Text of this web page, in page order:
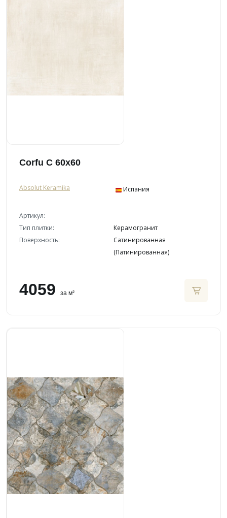
Corfu C 60x60
Absolut Keramika Испания
Артикул:
Тип плитки:
Керамогранит
Поверхность:
Сатинированная
(Патинированная)
4059 за м²